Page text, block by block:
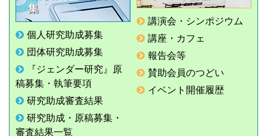
集
個人研究助成募集
団体研究助成募集
『ジェンダー研究』原
稿募集・執筆要項
研究助成審査結果
研究助成・原稿募集・
審査結果一覧
講演会・シンポジウム
講座・カフェ
報告会等
賛助会員のつどい
イベント開催履歴